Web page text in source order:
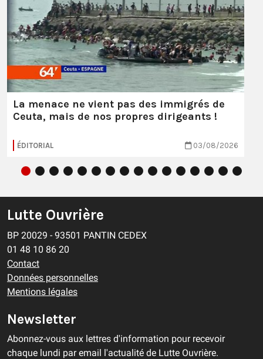
La menace ne vient pas des immigrés de
Ceuta, mais de nos propres dirigeants !
ÉDITORIAL 03/08/2026
Lutte Ouvrière
BP 20029 - 93501 PANTIN CEDEX
01 48 10 86 20
Contact
Données personnelles
Mentions légales
Newsletter
Abonnez-vous aux lettres d'information pour recevoir
chaque lundi par email l'actualité de Lutte Ouvrière.